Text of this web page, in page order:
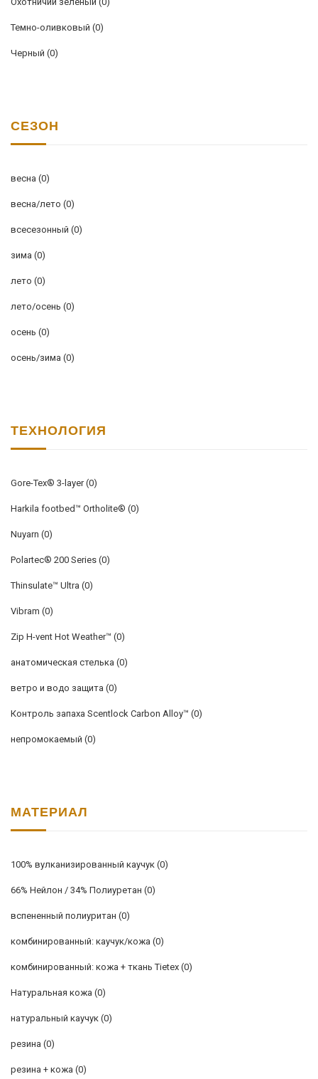
Темно-оливковый (0)
Черный (0)
СЕЗОН
весна (0)
весна/лето (0)
всесезонный (0)
зима (0)
лето (0)
лето/осень (0)
осень (0)
осень/зима (0)
ТЕХНОЛОГИЯ
Gore-Tex® 3-layer(0)
Harkila footbed™ Ortholite® (0)
Nuyarn (0)
Polartec® 200 Series (0)
Thinsulate™ Ultra (0)
Vibram (0)
Zip H-vent Hot Weather™ (0)
анатомическая стелька (0)
ветро и водо защита (0)
Контроль запаха Scentlock Carbon Alloy™ (0)
непромокаемый (0)
МАТЕРИАЛ
100% вулканизированный каучук (0)
66% Нейлон / 34% Полиуретан (0)
вспененный полиуритан (0)
комбинированный: каучук/кожа (0)
комбинированный: кожа + ткань Tietex (0)
Натуральная кожа (0)
натуральный каучук (0)
резина (0)
резина + кожа (0)